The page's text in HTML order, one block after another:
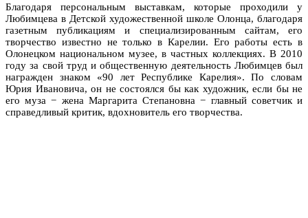
Благодаря персональным выставкам, которые проходили у
Любимцева в Детской художественной школе Олонца, благодаря
газетным публикациям и специализированным сайтам, его
творчество известно не только в Карелии. Его работы есть в
Олонецком национальном музее, в частных коллекциях. В 2010
году за свой труд и общественную деятельность Любимцев был
награжден знаком «90 лет Республике Карелия». По словам
Юрия Ивановича, он не состоялся бы как художник, если бы не
его муза − жена Маргарита Степановна − главный советчик и
справедливый критик, вдохновитель его творчества.